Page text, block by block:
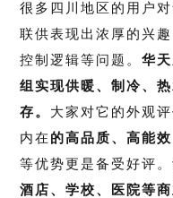
很多四川地区的用户
联供表现出浓厚的兴
控制逻辑等问题。华
组实现供暖、制冷、
存。 大家对它的外观
内在 的高品质、高能
等优势更是备受好评。
酒店、学校、医院等